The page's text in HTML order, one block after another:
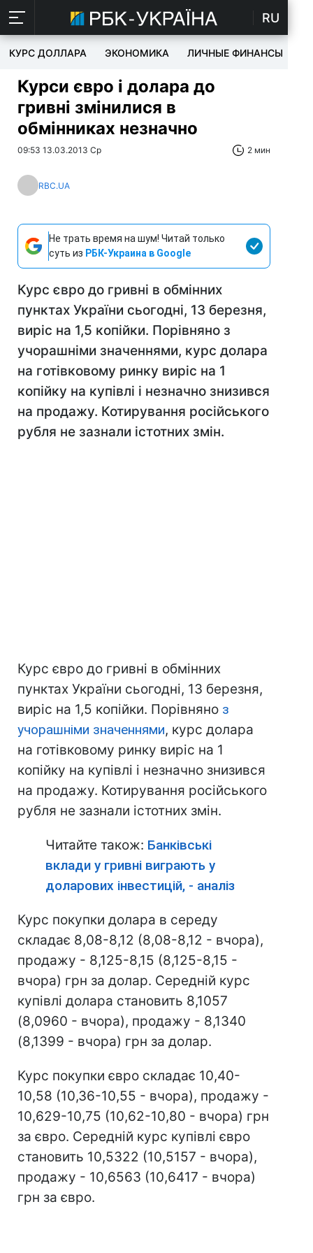
RU
КУРС ДОЛЛАРА ЭКОНОМИКА ЛИЧНЫЕ ФИНАНСЫ
Курси євро і долара до
гривні змінилися в
обмінниках незначно
09:53 13.03.2013 Ср 2 мин
RBC.UA
Не трать время на шум! Читай только
суть из РБК-Украина в Google
Курс євро до гривні в обмінних
пунктах України сьогодні, 13 березня,
виріс на 1,5 копійки. Порівняно з
учорашніми значеннями, курс долара
на готівковому ринку виріс на 1
копійку на купівлі і незначно знизився
на продажу. Котирування російського
рубля не зазнали істотних змін.
Курс євро до гривні в обмінних
пунктах України сьогодні, 13 березня,
виріс на 1,5 копійки. Порівняно з
учорашніми значеннями, курс долара
на готівковому ринку виріс на 1
копійку на купівлі і незначно знизився
на продажу. Котирування російського
рубля не зазнали істотних змін.
Читайте також: Банківські
вклади у гривні виграють у
доларових інвестицій, - аналіз
Курс покупки долара в середу
складає 8,08-8,12 (8,08-8,12 - вчора),
продажу - 8,125-8,15 (8,125-8,15 -
вчора) грн за долар. Середній курс
купівлі долара становить 8,1057
(8,0960 - вчора), продажу - 8,1340
(8,1399 - вчора) грн за долар.
Курс покупки євро складає 10,40-
10,58 (10,36-10,55 - вчора), продажу -
10,629-10,75 (10,62-10,80 - вчора) грн
за євро. Середній курс купівлі євро
становить 10,5322 (10,5157 - вчора),
продажу - 10,6563 (10,6417 - вчора)
грн за євро.